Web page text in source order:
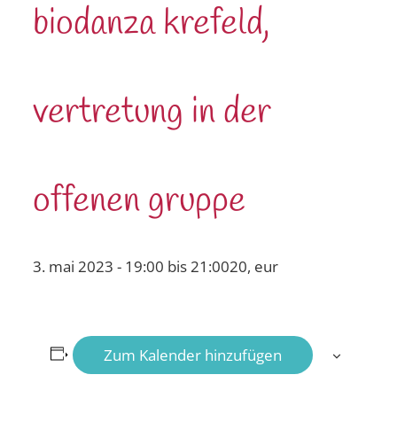
biodanza krefeld,
vertretung in der
offenen gruppe
3. mai 2023 - 19:00 bis21:0020, eur
Zum Kalender hinzufügen